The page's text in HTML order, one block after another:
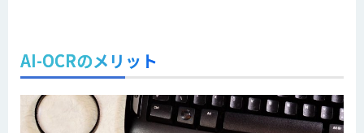
AI-OCRのメリット